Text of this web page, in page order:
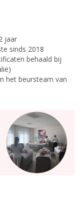
jaar
sinds 2018
behaald bij
het beursteam van